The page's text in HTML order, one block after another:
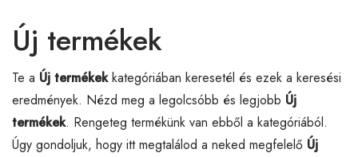
Új termékek
Te a Új termékekkategóriában keresetél és ezek a keresési
eredmények. Nézd meg a legolcsóbb és legjobb Új
termékek. Rengeteg termékünk van ebből a kategóriából.
Úgy gondoljuk, hogy itt megtalálod a neked megfelelő Új